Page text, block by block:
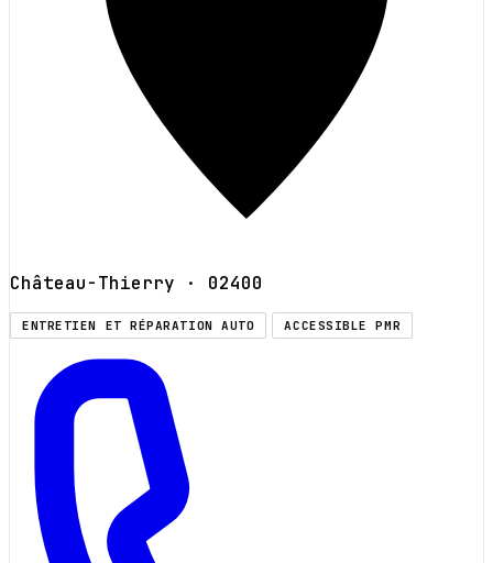
Château-Thierry · 02400
ENTRETIEN ET RÉPARATION AUTO ACCESSIBLE PMR